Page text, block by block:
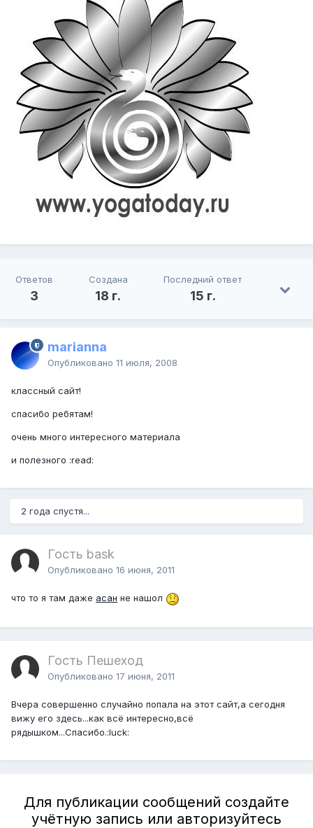
Ответов
3
Создана
18 г.
Последний ответ
15 г.
marianna
Опубликовано 11 июля, 2008
классный сайт!
спасибо ребятам!
очень много интересного материала
и полезного :read:
2 года спустя...
Гость bask
Опубликовано 16 июня, 2011
что то я там даже асан не нашол
Гость Пешеход
Опубликовано 17 июня, 2011
Вчера совершенно случайно попала на этот сайт,а сегодня
вижу его здесь...как всё интересно,всё
рядышком...Спасибо.:luck:
Для публикации сообщений создайте
учётную запись или авторизуйтесь